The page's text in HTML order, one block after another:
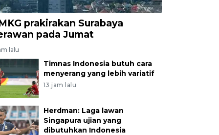
prakirakan Surabaya
pada Jumat
lalu
Timnas Indonesia butuh cara
menyerang yang lebih variatif
13 jam lalu
Herdman: Laga lawan
Singapura ujian yang
dibutuhkan Indonesia